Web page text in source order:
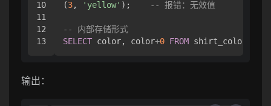
10
11
12
(3, 'yellow' ); -- 报错：无效值
-- 内部存储形式
SELECT color, color+0 FROM
输出：